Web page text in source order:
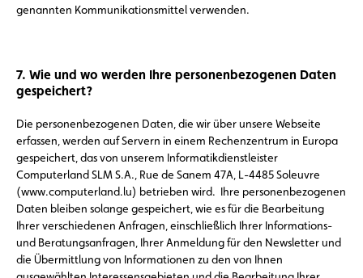
genannten Kommunikationsmittel verwenden.
7. Wie und wo werden Ihre personenbezogenen Daten
gespeichert?
Die personenbezogenen Daten, die wir über unsere Webseite
erfassen, werden auf Servern in einem Rechenzentrum in Europa
gespeichert, das von unserem Informatikdienstleister
Computerland SLM S.A., Rue de Sanem 47A, L-4485 Soleuvre
(www.computerland.lu) betrieben wird. Ihre personenbezogenen
Daten bleiben solange gespeichert, wie es für die Bearbeitung
Ihrer verschiedenen Anfragen, einschließlich Ihrer Informations-
und Beratungsanfragen, Ihrer Anmeldung für den Newsletter und
die Übermittlung von Informationen zu den von Ihnen